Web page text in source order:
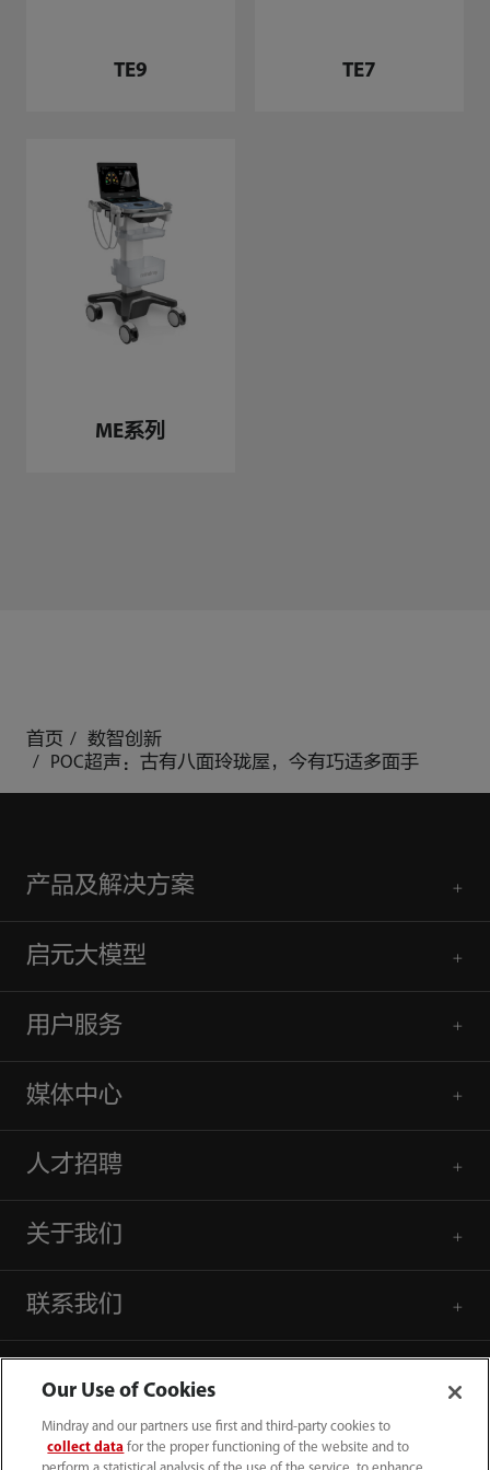
TE9 TE7
ME系列
首页
数智创新
POC超声：古有八面玲珑屋，今有巧适多面手
产品及解决方案
启元大模型
用户服务
媒体中心
人才招聘
关于我们
联系我们
Our Use of Cookies
Mindray and our partners use first and third-party cookies to
collect data for the proper functioning of the website and to